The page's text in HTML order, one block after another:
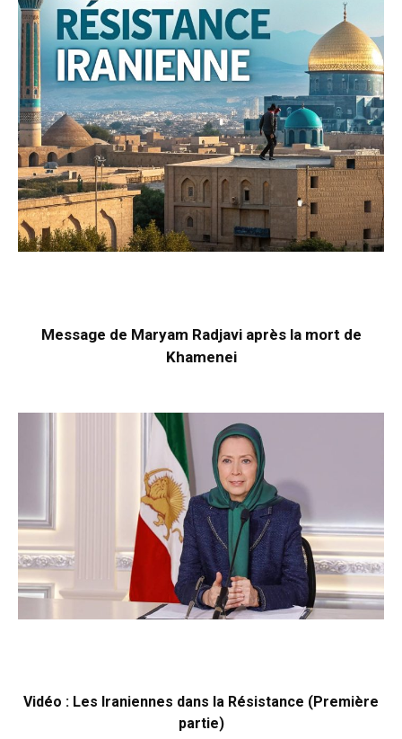
Message de Maryam Radjavi après la mort de
Khamenei
Vidéo : Les Iraniennes dans la Résistance (Première
partie)